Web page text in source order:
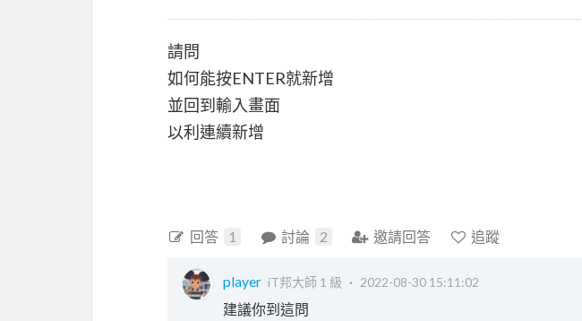
請問
如何能按ENTER就新增
並回到輸入畫面
以利連續新增
回答 1 討論 2 邀請回答 追蹤
player iT邦大師 1 級 ‧ 2022-08-30 15:11:02
建議你到這問